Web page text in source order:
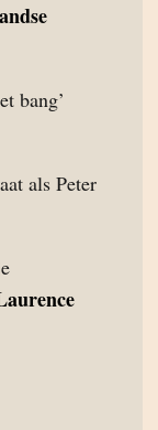
bang’
als Peter